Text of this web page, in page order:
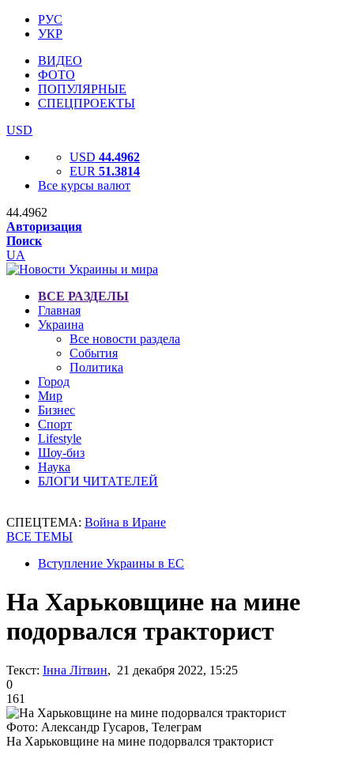
РУС
УКР
ВИДЕО
ФОТО
ПОПУЛЯРНЫЕ
СПЕЦПРОЕКТЫ
USD
USD 44.4962
EUR 51.3814
Все курсы валют
44.4962
Авторизация
Поиск
UA
ВСЕ РАЗДЕЛЫ
Главная
Украина
Все новости раздела
События
Политика
Город
Мир
Бизнес
Спорт
Lifestyle
Шоу-биз
Наука
БЛОГИ ЧИТАТЕЛЕЙ
СПЕЦТЕМА: Война в Иране
ВСЕ ТЕМЫ
Вступление Украины в ЕС
На Харьковщине на мине
подорвался тракторист
Текст: Інна Літвин, 21 декабря 2022, 15:25
0
161
Фото: Александр Гусаров, Телеграм
На Харьковщине на мине подорвался тракторист